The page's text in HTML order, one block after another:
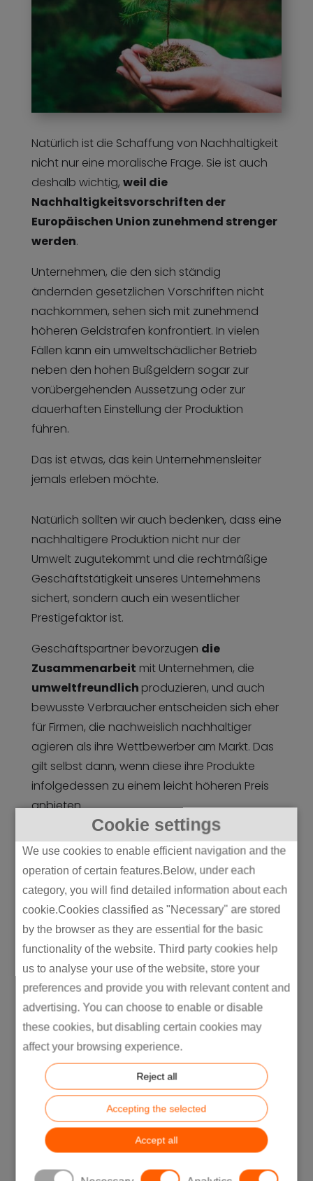
Cookie settings
We use cookies to enable efficient navigation and the
operation of certain features.Below, under each
category, you will find detailed information about each
cookie.Cookies classified as "Necessary" are stored
by the browser as they are essential for the basic
functionality of the website. Third party cookies help
us to analyse your use of the website, store your
preferences and provide you with relevant content and
advertising. You can choose to enable or disable
these cookies, but disabling certain cookies may
affect your browsing experience.
Reject all
Accepting the selected
Accept all
Natürlich ist die Schaffung von Nachhaltigkeit
nicht nur eine moralische Frage. Sie ist auch
deshalb wichtig, weil die
Nachhaltigkeitsvorschriften der
Europäischen Union zunehmend strenger
werden.
Unternehmen, die den sich ständig
ändernden gesetzlichen Vorschriften nicht
nachkommen, sehen sich mit zunehmend
höheren Geldstrafen konfrontiert. In vielen
Fällen kann ein umweltschädlicher Betrieb
neben den hohen Bußgeldern sogar zur
vorübergehenden Aussetzung oder zur
dauerhaften Einstellung der Produktion
führen.
Das ist etwas, das kein Unternehmensleiter
jemals erleben möchte.
Natürlich sollten wir auch bedenken, dass eine
nachhaltigere Produktion nicht nur der
Umwelt zugutekommt und die rechtmäßige
Geschäftstätigkeit unseres Unternehmens
sichert, sondern auch ein wesentlicher
Prestigefaktor ist.
Geschäftspartner bevorzugen die
Zusammenarbeit mit Unternehmen, die
umweltfreundlich produzieren, und auch
bewusste Verbraucher entscheiden sich eher
für Firmen, die nachweislich nachhaltiger
agieren als ihre Wettbewerber am Markt. Das
gilt selbst dann, wenn diese ihre Produkte
infolgedessen zu einem leicht höheren Preis
anbieten.
Laut einer Studie desWeltwirtschaftsforums
kannnachhaltige Produktionden
Markenwert eines Unternehmens um 15 bis 30
Prozentsteigern. Dies verschafft in einem
zunehmend wettbewerbsintensiven
Marktumfeld einen erheblichen
Wettbewerbsvorteil und führt neben einem
gesteigerten Ansehen auch zu einem
höheren Umsatz.
Gleichzeitig haben einschlägige Studien
gezeigt, dass Nachhaltigkeit einem
Unternehmen helfen kann, auch schwere
Krisen – wie etwa die aktuelle Covid-19-
Pandemie – zu
überstehen . So ergab
beispielsweise die„Project ROI“-Studie, dass
der Aktienkurs von Unternehmen, die großen